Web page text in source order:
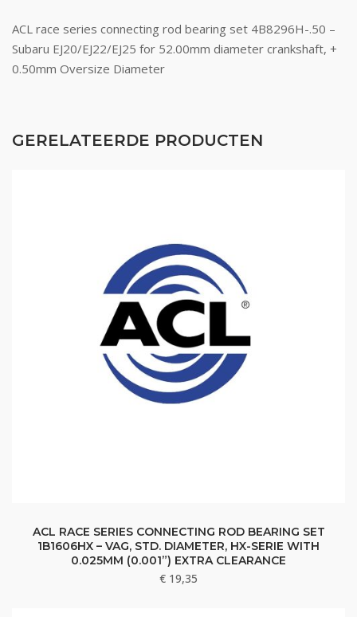
ACL race series connecting rod bearing set 4B8296H-.50 –
Subaru EJ20/EJ22/EJ25 for 52.00mm diameter crankshaft, +
0.50mm Oversize Diameter
GERELATEERDE PRODUCTEN
ACL RACE SERIES CONNECTING ROD BEARING SET
1B1606HX – VAG, STD. DIAMETER, HX-SERIE WITH
0.025MM (0.001”) EXTRA CLEARANCE
€ 19,35